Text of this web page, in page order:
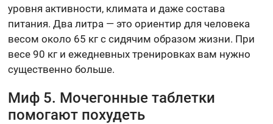
уровня активности, климата и даже состава
питания. Два литра — это ориентир для человека
весом около 65 кг с сидячим образом жизни. При
весе 90 кг и ежедневных тренировках вам нужно
существенно больше.
Миф 5. Мочегонные таблетки
помогают похудеть